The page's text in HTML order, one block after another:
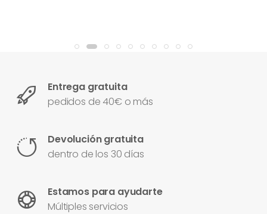
Entrega gratuita
pedidos de 40€ o más
Devolución gratuita
dentro de los 30 días
Estamos para ayudarte
Múltiples servicios